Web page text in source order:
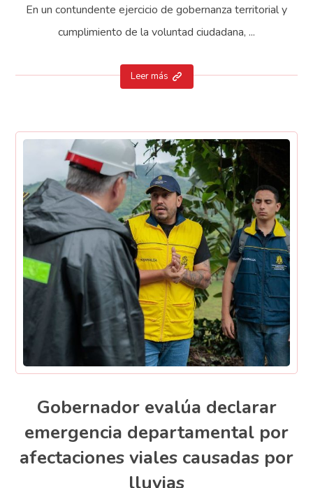
En un contundente ejercicio de gobernanza territorial y
cumplimiento de la voluntad ciudadana, ...
Leer más
Gobernador evalúa declarar
emergencia departamental por
afectaciones viales causadas por
lluvias